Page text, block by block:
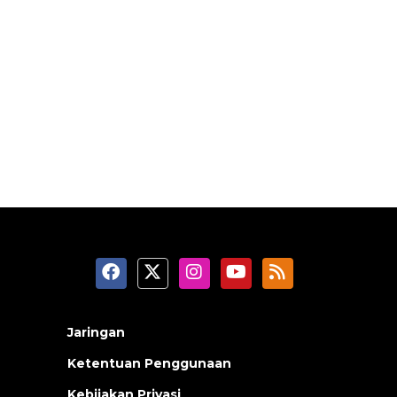
Jaringan
Ketentuan Penggunaan